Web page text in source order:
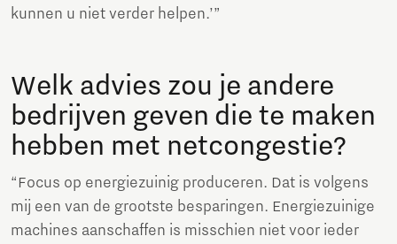
kunnen u niet verder helpen.’”
Welk advies zou je andere
bedrijven geven die te maken
hebben met netcongestie?
“Focus op energiezuinig produceren. Dat is volgens
mij een van de grootste besparingen. Energiezuinige
machines aanschaffen is misschien niet voor ieder